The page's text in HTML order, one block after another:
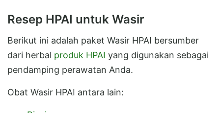
Resep HPAI untuk Wasir
Berikut ini adalah paket Wasir HPAI bersumber
dari herbal produk HPAI yang digunakan sebagai
pendamping perawatan Anda.
Obat Wasir HPAI antara lain: